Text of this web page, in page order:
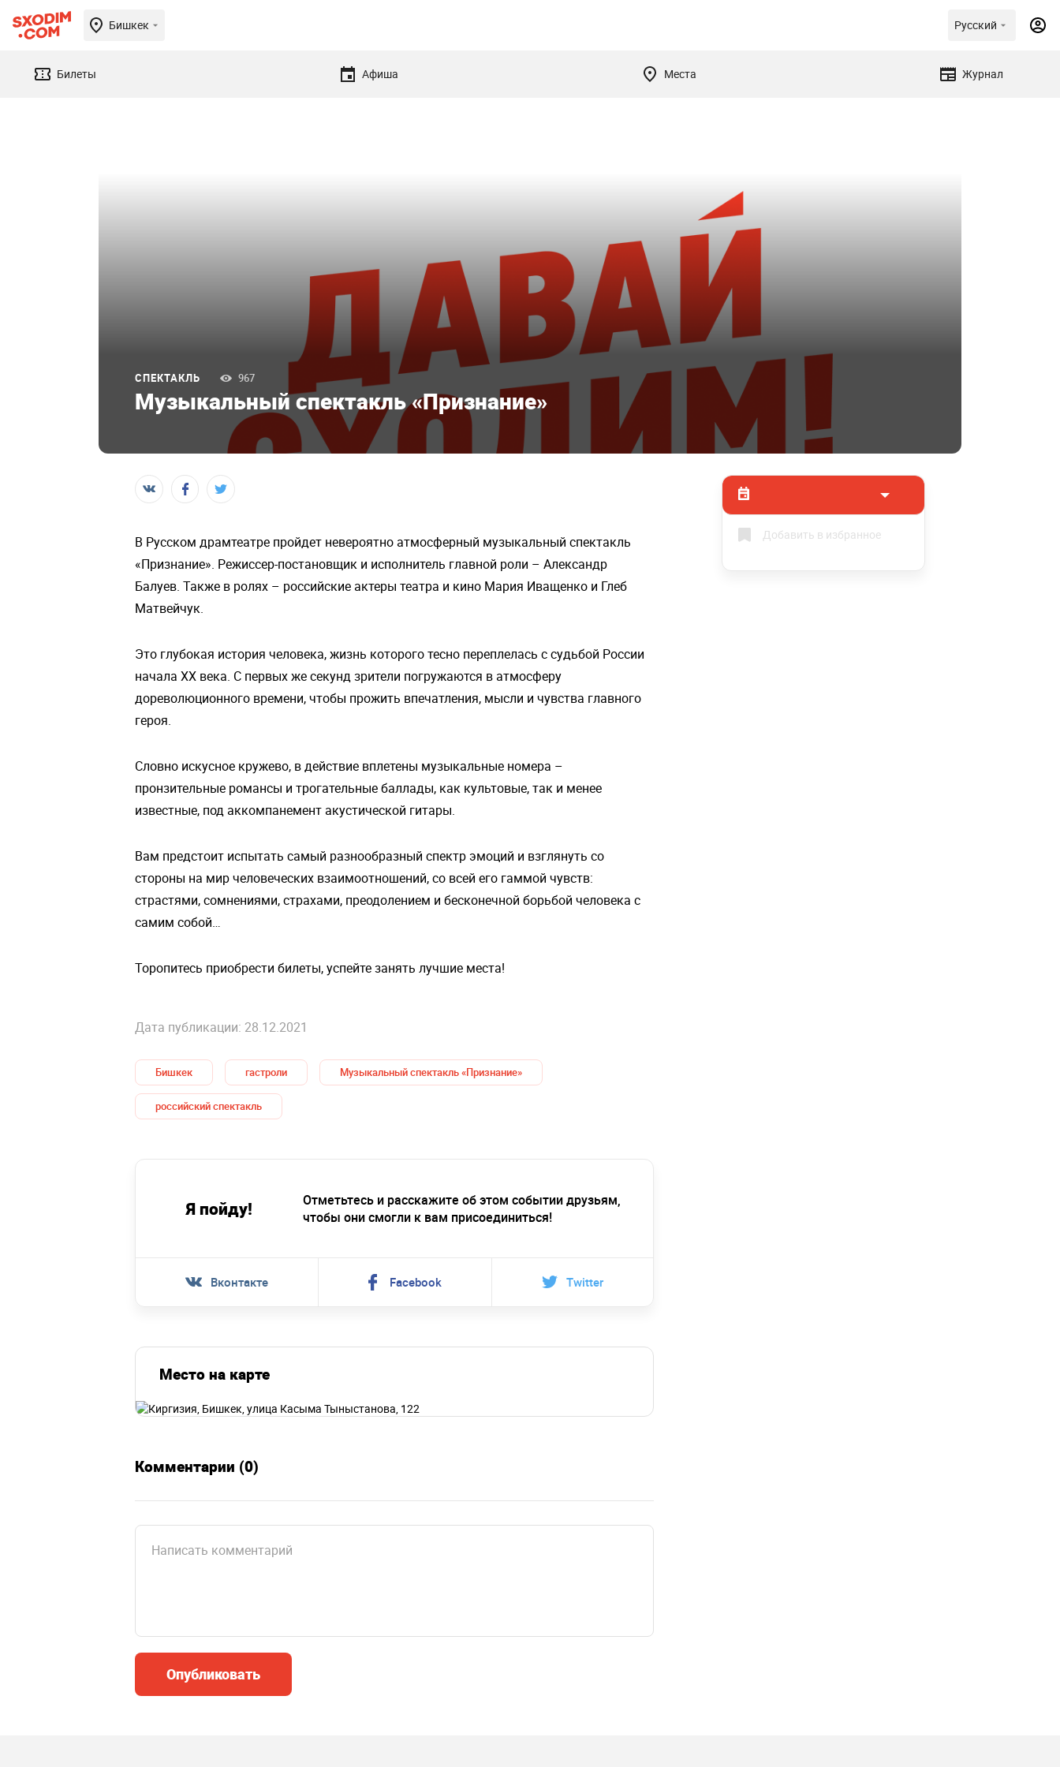
Бишкек Русский
Билеты Афиша Места Журнал
СПЕКТАКЛЬ 967
Музыкальный спектакль «Признание»
Добавить в избранное
В Русском драмтеатре пройдет невероятно атмосферный музыкальный спектакль
«Признание». Режиссер-постановщик и исполнитель главной роли – Александр
Балуев. Также в ролях – российские актеры театра и кино Мария Иващенко и Глеб
Матвейчук.
Это глубокая история человека, жизнь которого тесно переплелась с судьбой России
начала XX века. С первых же секунд зрители погружаются в атмосферу
дореволюционного времени, чтобы прожить впечатления, мысли и чувства главного
героя.
Словно искусное кружево, в действие вплетены музыкальные номера –
пронзительные романсы и трогательные баллады, как культовые, так и менее
известные, под аккомпанемент акустической гитары.
Вам предстоит испытать самый разнообразный спектр эмоций и взглянуть со
стороны на мир человеческих взаимоотношений, со всей его гаммой чувств:
страстями, сомнениями, страхами, преодолением и бесконечной борьбой человека с
самим собой…
Торопитесь приобрести билеты, успейте занять лучшие места!
Дата публикации: 28.12.2021
Бишкек гастроли Музыкальный спектакль «Признание»
российский спектакль
Я пойду!
Отметьтесь и расскажите об этом событии друзьям,
чтобы они смогли к вам присоединиться!
Вконтакте Facebook Twitter
Место на карте
Комментарии (0)
Опубликовать